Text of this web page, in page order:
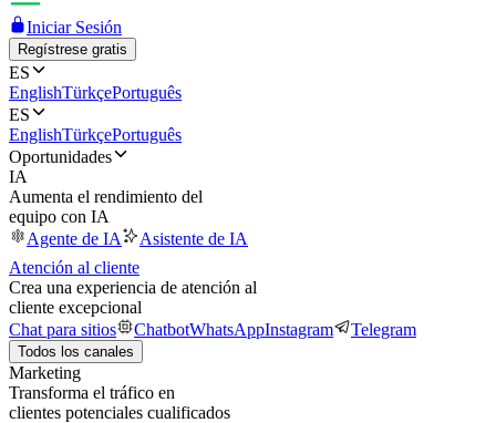
Iniciar Sesión
Regístrese gratis
ES
EnglishTürkçePortuguês
ES
EnglishTürkçePortuguês
Oportunidades
IA
Aumenta el rendimiento del
equipo con IA
Agente de IA
Asistente de IA
Atención al cliente
Crea una experiencia de atención al
cliente excepcional
Chat para sitios
ChatbotWhatsAppInstagram Telegram
Todos los canales
Marketing
Transforma el tráfico en
clientes potenciales cualificados